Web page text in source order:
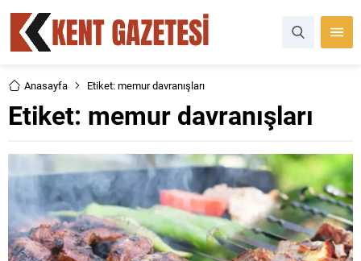
Anasayfa Etiket: memur davranışları
Etiket: memur davranışları